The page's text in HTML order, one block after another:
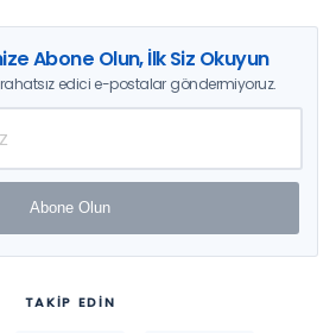
Abone Olun, İlk Siz Okuyun
edici e-postalar göndermiyoruz.
Abone Olun
TAKİP EDİN